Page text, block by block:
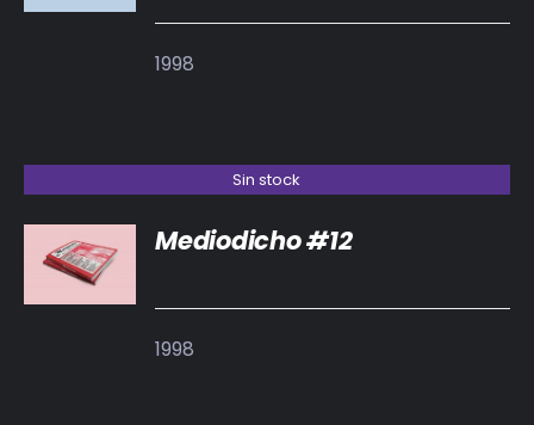
/
1998
Sin stock
DETALLES
Mediodicho #12
1998